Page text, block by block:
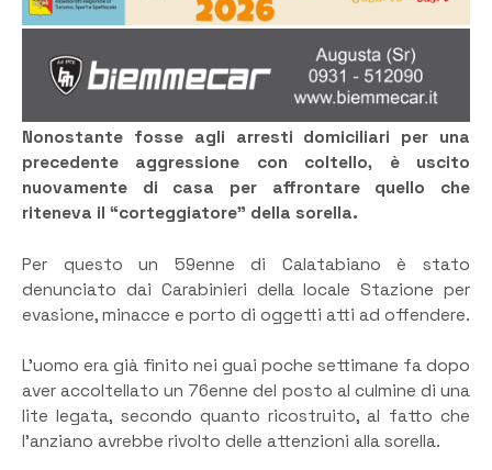
Nonostante fosse agli arresti domiciliari per una
precedente aggressione con coltello, è uscito
nuovamente di casa per affrontare quello che
riteneva il “corteggiatore” della sorella.
Per questo un 59enne di Calatabiano è stato
denunciato dai Carabinieri della locale Stazione per
evasione, minacce e porto di oggetti atti ad offendere.
L’uomo era già finito nei guai poche settimane fa dopo
aver accoltellato un 76enne del posto al culmine di una
lite legata, secondo quanto ricostruito, al fatto che
l’anziano avrebbe rivolto delle attenzioni alla sorella.